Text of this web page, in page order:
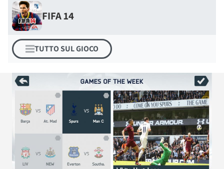
FIFA 14
TUTTO SUL GIOCO